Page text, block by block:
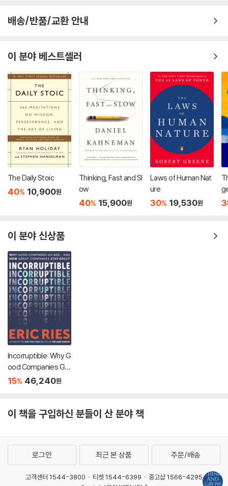
배송/반품/교환 안내
이 분야 베스트셀러
The Daily Stoic
40% 10,900원
Thinking, Fast and Sl
ow
40% 15,900원
Laws of Human Nat
ure
30% 19,530원
이 분야 신상품
Incorruptible: Why G
ood Companies Go
Bad... and How Grea
15% 46,240원
이 책을 구입하신 분들이 산 분야 책
로그인 최근 본 상품 주문/배송
고객센터 1544-3800 티켓 1544-6399
중고샵 1566-4295